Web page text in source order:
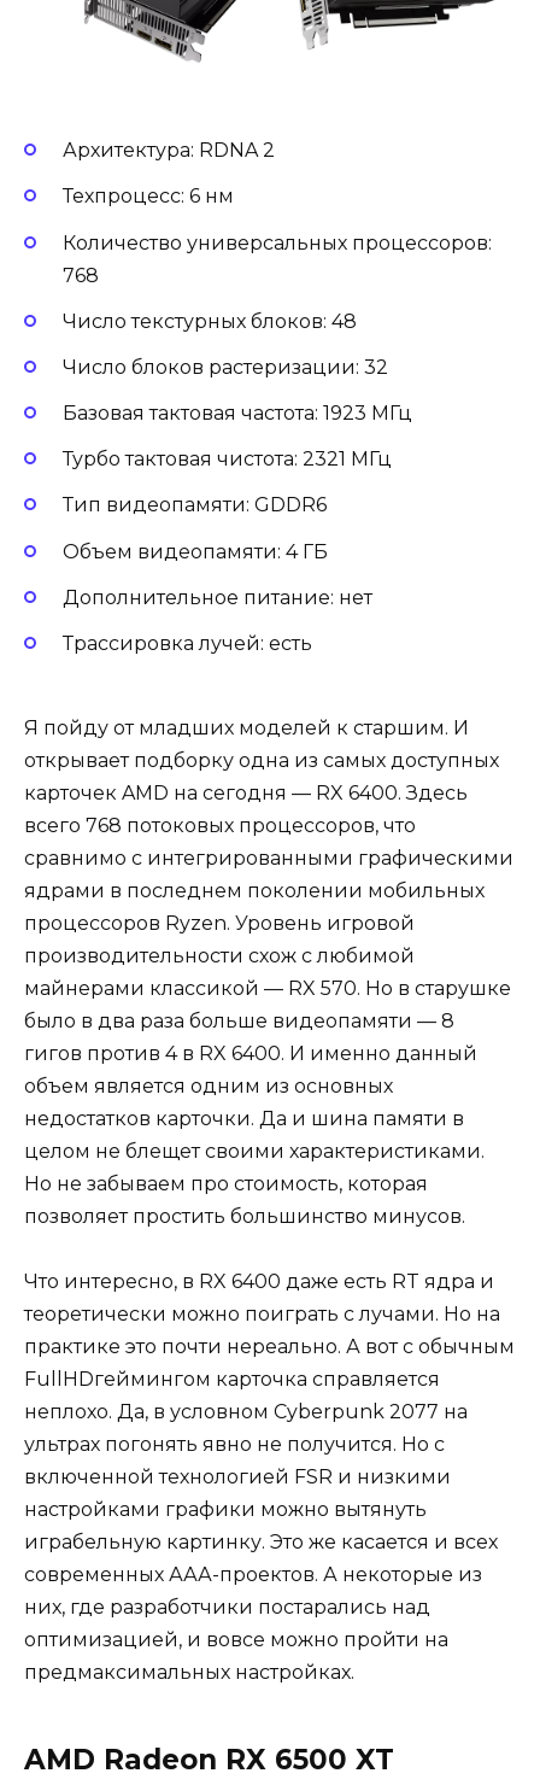
Архитектура: RDNA 2
Техпроцесс: 6 нм
Количество универсальных процессоров:
768
Число текстурных блоков: 48
Число блоков растеризации: 32
Базовая тактовая частота: 1923 МГц
Турбо тактовая чистота: 2321 МГц
Тип видеопамяти: GDDR6
Объем видеопамяти: 4 ГБ
Дополнительное питание: нет
Трассировка лучей: есть
Я пойду от младших моделей к старшим. И
открывает подборку одна из самых доступных
карточек AMD на сегодня — RX 6400. Здесь
всего 768 потоковых процессоров, что
сравнимо с интегрированными графическими
ядрами в последнем поколении мобильных
процессоров Ryzen. Уровень игровой
производительности схож с любимой
майнерами классикой — RX 570. Но в старушке
было в два раза больше видеопамяти — 8
гигов против 4 в RX 6400. И именно данный
объем является одним из основных
недостатков карточки. Да и шина памяти в
целом не блещет своими характеристиками.
Но не забываем про стоимость, которая
позволяет простить большинство минусов.
Что интересно, в RX 6400 даже есть RT ядра и
теоретически можно поиграть с лучами. Но на
практике это почти нереально. А вот с обычным
FullHDгеймингом карточка справляется
неплохо. Да, в условном Cyberpunk 2077 на
ультрах погонять явно не получится. Но с
включенной технологией FSR и низкими
настройками графики можно вытянуть
играбельную картинку. Это же касается и всех
современных ААА-проектов. А некоторые из
них, где разработчики постарались над
оптимизацией, и вовсе можно пройти на
предмаксимальных настройках.
AMD Radeon RX 6500 XT